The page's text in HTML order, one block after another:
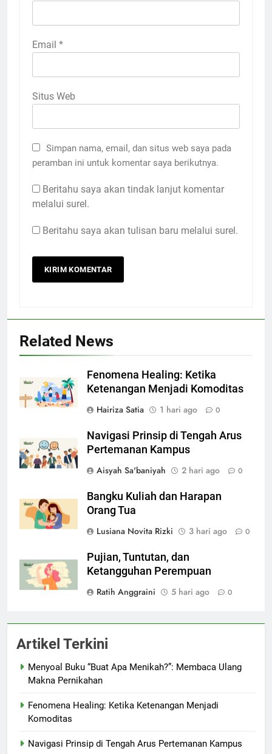
Email *
Situs Web
Simpan nama, email, dan situs web saya pada
peramban ini untuk komentar saya berikutnya.
Beritahu saya akan tindak lanjut komentar
melalui surel.
Beritahu saya akan tulisan baru melalui surel.
Related News
Fenomena Healing: Ketika
Ketenangan Menjadi Komoditas
Hairiza Satia
1 hari ago 0
Navigasi Prinsip di Tengah Arus
Pertemanan Kampus
Aisyah Sa'baniyah
2 hari ago 0
Bangku Kuliah dan Harapan
Orang Tua
Lusiana Novita Rizki
3 hari ago 0
Pujian, Tuntutan, dan
Ketangguhan Perempuan
Ratih Anggraini
5 hari ago 0
Artikel Terkini
Menyoal Buku “Buat Apa Menikah?”: Membaca Ulang
Makna Pernikahan
Fenomena Healing: Ketika Ketenangan Menjadi
Komoditas
Navigasi Prinsip di Tengah Arus Pertemanan Kampus